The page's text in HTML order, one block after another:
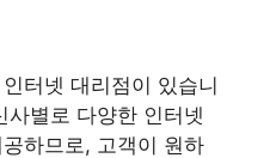
터넷 대리점이 있습니
사별로 다양한 인터넷
하므로, 고객이 원하